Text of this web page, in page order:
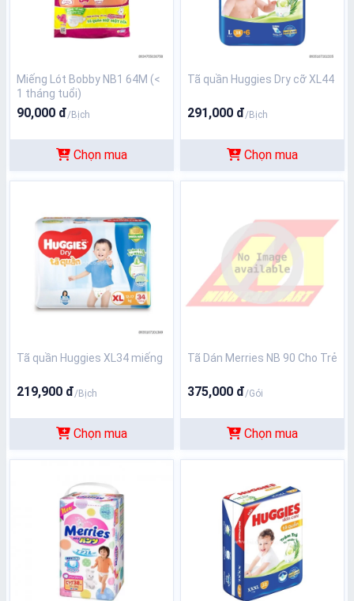
Miếng Lót Bobby NB1 64M (<
1 tháng tuổi)
90,000 đ/Bịch
Chọn mua
Tã quần Huggies Dry cỡ XL44
291,000 đ/Bịch
Chọn mua
Tã quần Huggies XL34 miếng
219,900 đ/Bịch
Chọn mua
Tã Dán Merries NB 90 Cho Trẻ
375,000 đ/Gói
Chọn mua